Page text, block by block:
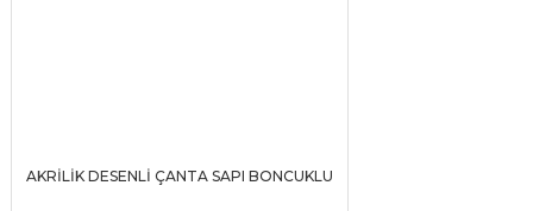
AKRİLİK DESENLİ ÇANTA SAPI BONCUKLU